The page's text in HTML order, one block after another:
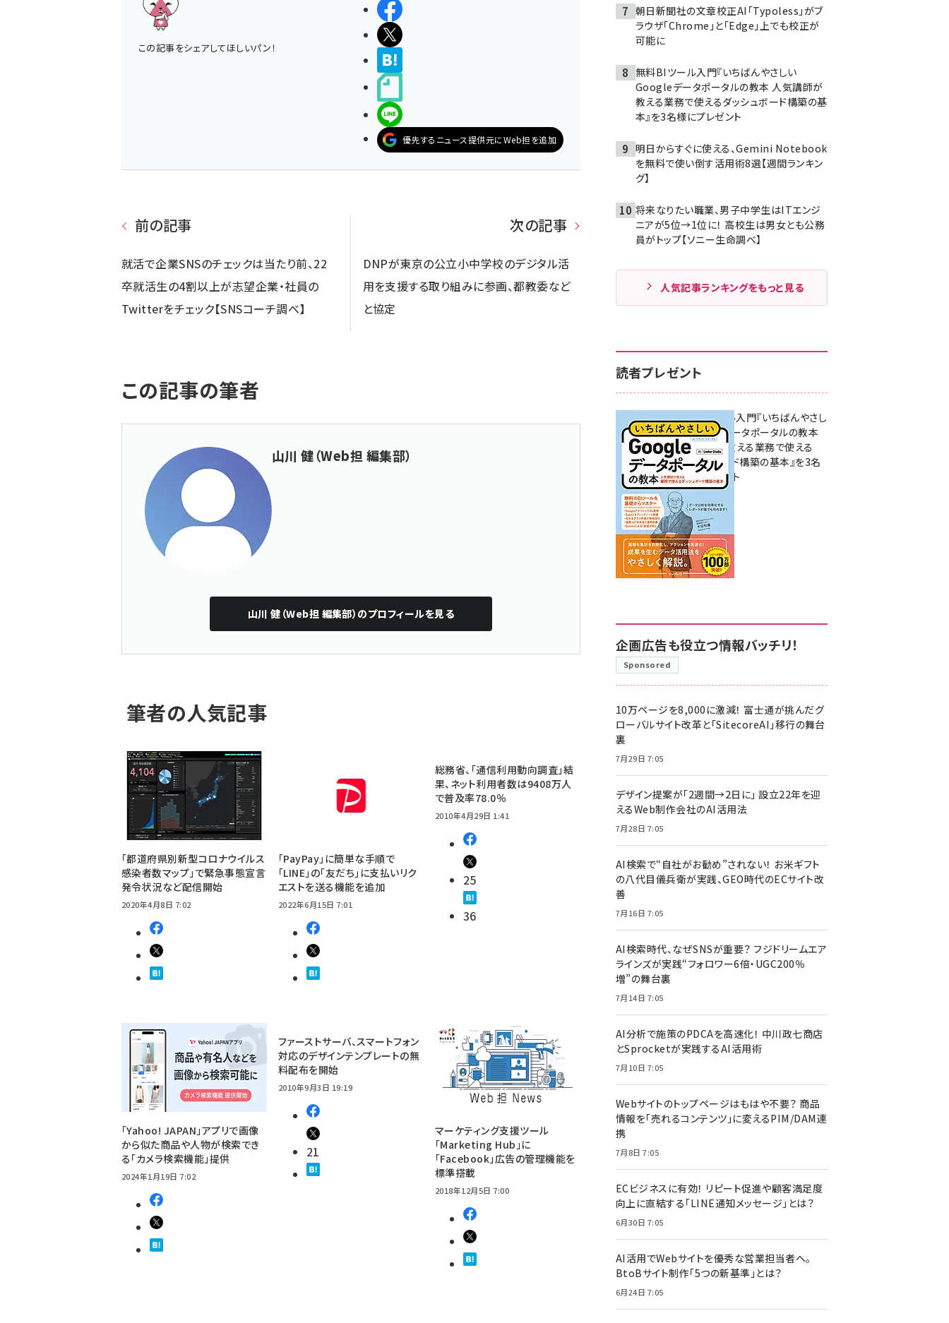
この記事をシェアしてほしいパン！
シェアする
ポストする
LINEで送る
優先するニュース提供元にWeb担を追加
前の記事
就活で企業SNSのチェックは当たり前、22
卒就活生の4割以上が志望企業・社員の
Twitterをチェック【SNSコーチ調べ】
次の記事
DNPが東京の公立小中学校のデジタル活
用を支援する取り組みに参画、都教委など
と協定
この記事の筆者
山川 健（Web担 編集部）
山川 健（Web担 編集部） のプロフィールを見る
筆者の人気記事
「都道府県別新型コロナウイルス
感染者数マップ」で緊急事態宣言
発令状況など配信開始
2020年4月8日 7:02
「PayPay」に簡単な手順で
「LINE」の「友だち」に支払いリク
エストを送る機能を追加
2022年6月15日 7:01
総務省、「通信利用動向調査」結
果、ネット利用者数は9408万人
で普及率78.0％
2010年4月29日 1:41
25
36
「Yahoo! JAPAN」アプリで画像
から似た商品や人物が検索でき
る「カメラ検索機能」提供
2024年1月19日 7:02
ファーストサーバ、スマートフォン
対応のデザインテンプレートの無
料配布を開始
2010年9月3日 19:19
21
マーケティング支援ツール
「Marketing Hub」に
「Facebook」広告の管理機能を
標準搭載
2018年12月5日 7:00
朝日新聞社の文章校正AI「Typoless」がブ
ラウザ「Chrome」と「Edge」上でも校正が
可能に
無料BIツール入門『いちばんやさしい
Googleデータポータルの教本 人気講師が
教える業務で使えるダッシュボード構築の基
本』を3名様にプレゼント
明日からすぐに使える、Gemini Notebook
を無料で使い倒す活用術8選【週間ランキン
グ】
将来なりたい職業、男子中学生はITエンジ
ニアが5位→1位に！ 高校生は男女とも公務
員がトップ【ソニー生命調べ】
人気記事ランキングをもっと見る
読者プレゼント
無料BIツール入門『いちばんやさし
いGoogleデータポータルの教本
人気講師が教える業務で使える
ダッシュボード構築の基本』を3名
様にプレゼント
7月31日 10:00
企画広告も役立つ情報バッチリ！
Sponsored
10万ページを8,000に激減！ 富士通が挑んだグ
ローバルサイト改革と「SitecoreAI」移行の舞台
裏
7月29日 7:05
デザイン提案が「2週間→2日に」 設立22年を迎
えるWeb制作会社のAI活用法
7月28日 7:05
AI検索で“自社がお勧め”されない！ お米ギフト
の八代目儀兵衛が実践、GEO時代のECサイト改
善
7月16日 7:05
AI検索時代、なぜSNSが重要？ フジドリームエア
ラインズが実践“フォロワー6倍・UGC200％
増”の舞台裏
7月14日 7:05
AI分析で施策のPDCAを高速化！ 中川政七商店
とSprocketが実践するAI活用術
7月10日 7:05
Webサイトのトップページはもはや不要？ 商品
情報を「売れるコンテンツ」に変えるPIM/DAM連
携
7月8日 7:05
ECビジネスに有効！ リピート促進や顧客満足度
向上に直結する「LINE通知メッセージ」とは？
6月30日 7:05
AI活用でWebサイトを優秀な営業担当者へ。
BtoBサイト制作「5つの新基準」とは？
6月24日 7:05